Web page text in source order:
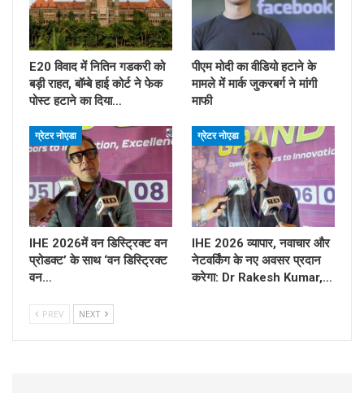
E20 विवाद में नितिन गडकरी को
बड़ी राहत, बॉम्बे हाई कोर्ट ने फेक
पोस्ट हटाने का दिया…
पीएम मोदी का वीडियो हटाने के
मामले में मार्क जुकरबर्ग ने मांगी
माफी
ग्रेटर नोएडा
IHE 2026में वन डिस्ट्रिक्ट वन
प्रोडक्ट’ के साथ ‘वन डिस्ट्रिक्ट
वन…
ग्रेटर नोएडा
IHE 2026 व्यापार, नवाचार और
नेटवर्किंग के नए अवसर प्रदान
करेगा: Dr Rakesh Kumar,…
PREV NEXT